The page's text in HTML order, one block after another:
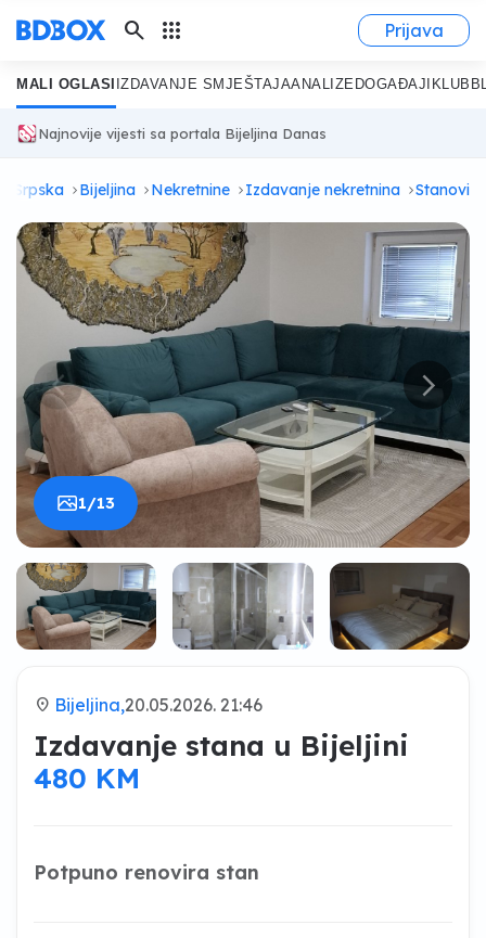
search apps Prijava
MALI OGLASI IZDAVANJE SMJEŠTAJAANALIZE DOGAĐAJI KLUB
Najnovije vijesti sa portala Bijeljina Danas
Srpska Bijeljina Nekretnine Izdavanje nekretnina Stanovi
1/13
location_on Bijeljina,20.05.2026. 21:46
Izdavanje stana u Bijeljini
480 KM
Potpuno renovira stan